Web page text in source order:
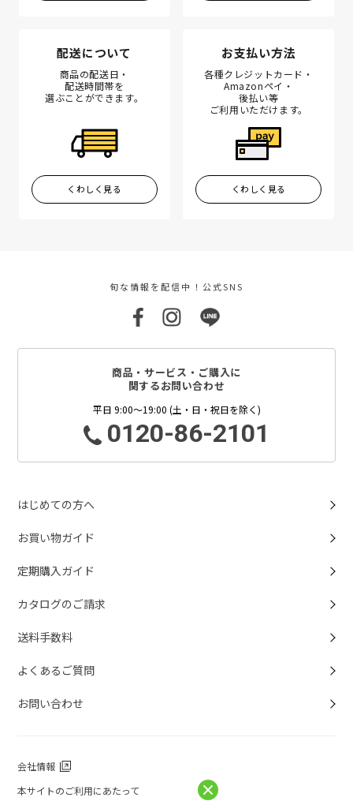
配送について
商品の配送日・
配送時間帯を
選ぶことができます。
くわしく見る
お支払い方法
各種クレジットカード・
Amazonペイ・
後払い等
ご利用いただけます。
くわしく見る
旬な情報を配信中！公式SNS
商品・サービス・ご購入に
関するお問い合わせ
平日 9:00～19:00 (土・日・祝日を除く)
0120-86-2101
はじめての方へ
お買い物ガイド
定期購入ガイド
カタログのご請求
送料手数料
よくあるご質問
お問い合わせ
会社情報
本サイトのご利用にあたって